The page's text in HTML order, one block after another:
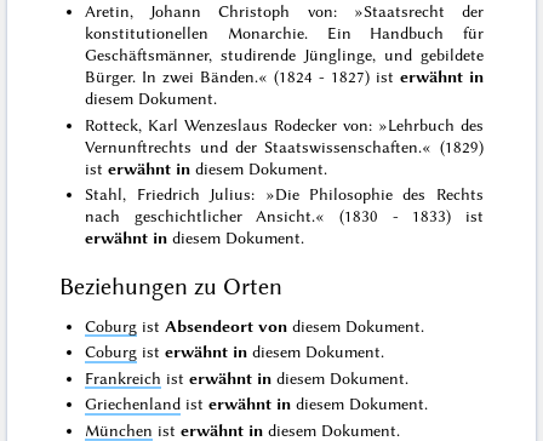
Aretin, Johann Christoph von: »Staatsrecht der
konstitutionellen Monarchie. Ein Handbuch für
Geschäftsmänner, studirende Jünglinge, und gebildete
Bürger. In zwei Bänden.« (1824 - 1827) ist erwähnt in
diesem Dokument.
Rotteck, Karl Wenzeslaus Rodecker von: »Lehrbuch des
Vernunftrechts und der Staatswissenschaften.« (1829)
isterwähnt in diesem Dokument.
Stahl, Friedrich Julius: »Die Philosophie des Rechts
nach geschichtlicher Ansicht.« (1830 - 1833) ist
erwähnt in diesem Dokument.
Beziehungen zu Orten
Coburg ist Absendeort von diesem Dokument.
Coburg isterwähnt in diesem Dokument.
Frankreich isterwähnt in diesem Dokument.
Griechenland isterwähnt in diesem Dokument.
München isterwähnt in diesem Dokument.